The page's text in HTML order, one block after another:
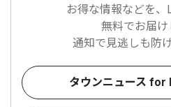
お得な情報などを、
無料でお届け
通知で見逃しも防
タウンニュース for